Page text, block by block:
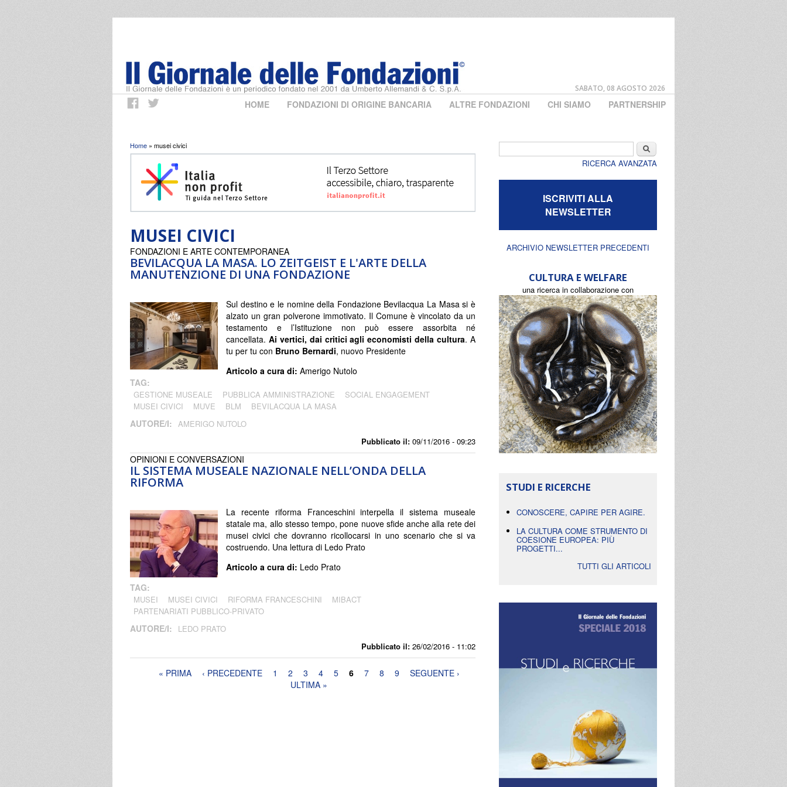
SABATO, 08 AGOSTO 2026
HOME FONDAZIONI DI ORIGINE BANCARIA ALTRE FONDAZIONI CHI SIAMO PARTNERSHIP
Tu sei qui
Home » musei civici
MUSEI CIVICI
BEVILACQUA LA MASA. LO ZEITGEIST E L'ARTE DELLA
MANUTENZIONE DI UNA FONDAZIONE
Pubblicato il: 09/11/2016 - 09:23
FONDAZIONI E ARTE CONTEMPORANEA
Sul destino e le nomine della Fondazione Bevilacqua La Masa si è
alzato un gran polverone immotivato. Il Comune è vincolato da un
testamento e l’Istituzione non può essere assorbita né
cancellata. Ai vertici, dai critici agli economisti della cultura. A
tu per tu con Bruno Bernardi, nuovo Presidente
Articolo a cura di: Amerigo Nutolo
TAG:
GESTIONE MUSEALE PUBBLICA AMMINISTRAZIONE
SOCIAL ENGAGEMENT
MUSEI CIVICI
MUVE BLM BEVILACQUA LA MASA
AUTORE/I: AMERIGO NUTOLO
IL SISTEMA MUSEALE NAZIONALE NELL’ONDA DELLA
RIFORMA
Pubblicato il: 26/02/2016 - 11:02
OPINIONI E CONVERSAZIONI
La recente riforma Franceschini interpella il sistema museale
statale ma, allo stesso tempo, pone nuove sfide anche alla rete dei
musei civici che dovranno ricollocarsi in uno scenario che si va
costruendo. Una lettura di Ledo Prato
Articolo a cura di: Ledo Prato
TAG:
MUSEI MUSEI CIVICI RIFORMA FRANCESCHINI
MIBACT
PARTENARIATI PUBBLICO-PRIVATO
AUTORE/I: LEDO PRATO
Pagine« PRIMA ‹ PRECEDENTE 1 2 3 4 5 6 7 8 9
SEGUENTE ›
ULTIMA »
Cerca
RICERCA AVANZATA
ISCRIVITI ALLA
NEWSLETTER
ARCHIVIO NEWSLETTER PRECEDENTI
CULTURA E WELFARE
una ricerca in collaborazione con
STUDI E RICERCHE
CONOSCERE, CAPIRE PER AGIRE.
LA CULTURA COME STRUMENTO DI
COESIONE EUROPEA: PIÙ
PROGETTI...
TUTTI GLI ARTICOLI